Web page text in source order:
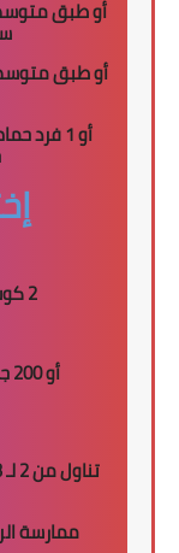
أو 1
2
أو200
ممارسة